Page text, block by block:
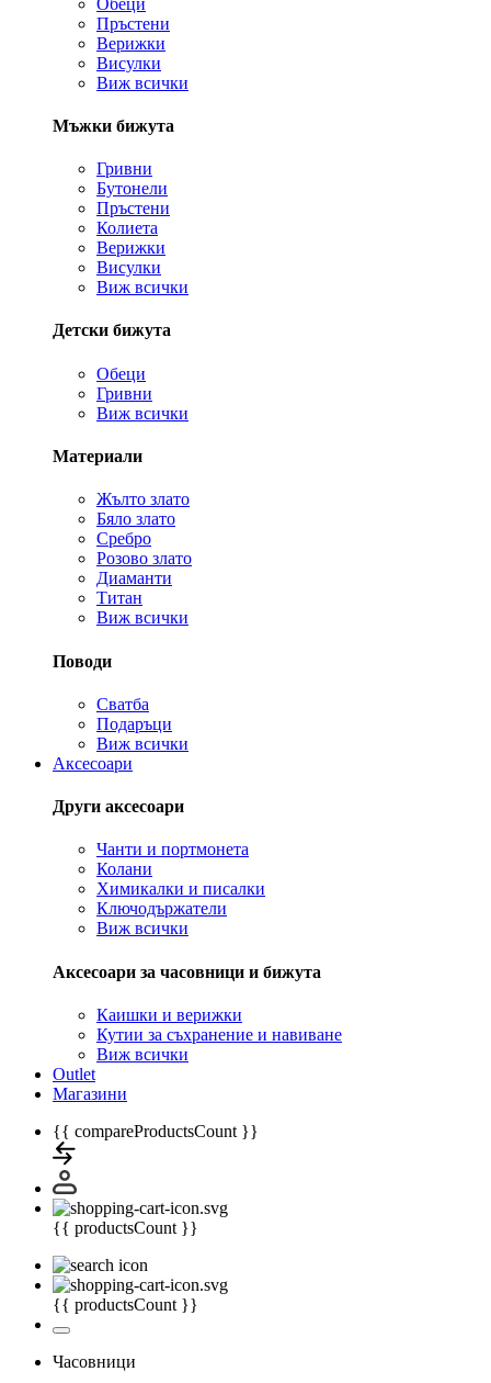
Пръстени
Верижки
Висулки
Виж всички
Мъжки бижута
Гривни
Бутонели
Пръстени
Колиета
Верижки
Висулки
Виж всички
Детски бижута
Обеци
Гривни
Виж всички
Материали
Жълто злато
Бяло злато
Сребро
Розово злато
Диаманти
Титан
Виж всички
Поводи
Сватба
Подаръци
Виж всички
Аксесоари
Други аксесоари
Чанти и портмонета
Колани
Химикалки и писалки
Ключодържатели
Виж всички
Аксесоари за часовници и бижута
Каишки и верижки
Кутии за съхранение и навиване
Виж всички
Outlet
Магазини
{{ compareProductsCount }}
{{ productsCount }}
{{ productsCount }}
Часовници